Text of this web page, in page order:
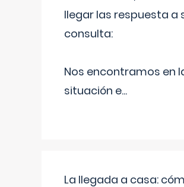
llegar las respuesta a
consulta:
Nos encontramos en
situación e...
La llegada a casa: